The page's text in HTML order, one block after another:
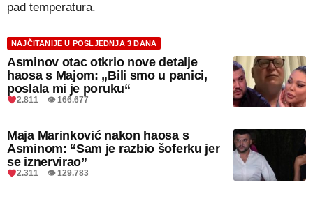
pad temperatura.
NAJČITANIJE U POSLJEDNJA 3 DANA
Asminov otac otkrio nove detalje
haosa s Majom: „Bili smo u panici,
poslala mi je poruku“
2.811 👁 166.677
Maja Marinković nakon haosa s
Asminom: “Sam je razbio šoferku jer
se iznervirao”
2.311 👁 129.783